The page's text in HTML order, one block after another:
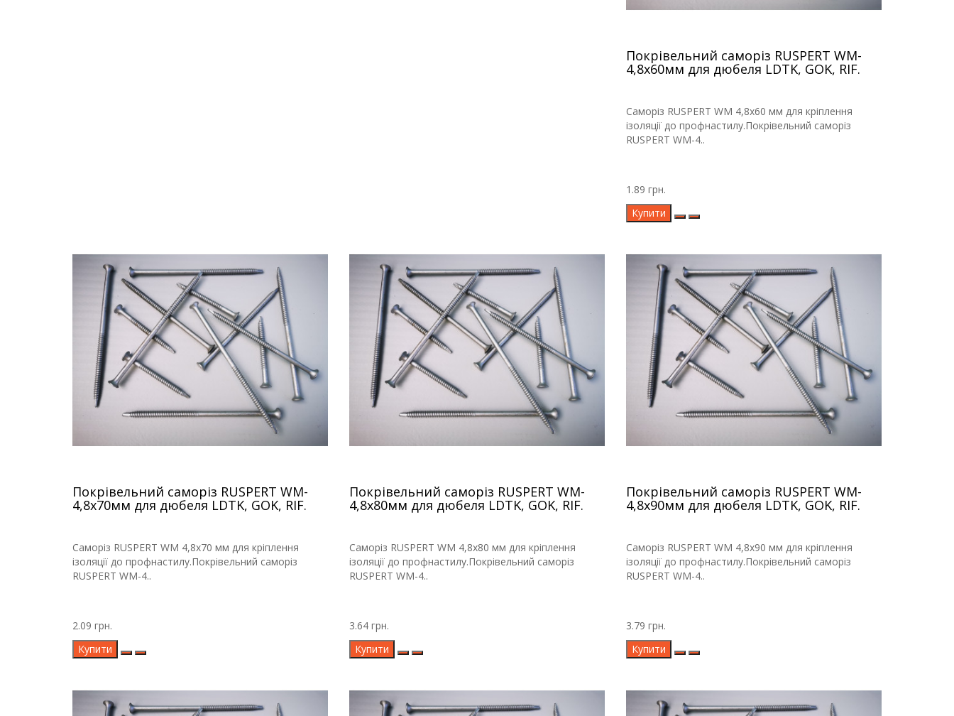
Покрівельний саморіз RUSPERT WM-
4,8х60мм для дюбеля LDTK, GOK, RIF.
Саморіз RUSPERT WM 4,8х60 мм для кріплення
ізоляції до профнастилу.Покрівельний саморіз
RUSPERT WM-4..
1.89 грн.
Купити
Покрівельний саморіз RUSPERT WM-
4,8х70мм для дюбеля LDTK, GOK, RIF.
Саморіз RUSPERT WM 4,8х70 мм для кріплення
ізоляції до профнастилу.Покрівельний саморіз
RUSPERT WM-4..
2.09 грн.
Купити
Покрівельний саморіз RUSPERT WM-
4,8х80мм для дюбеля LDTK, GOK, RIF.
Саморіз RUSPERT WM 4,8х80 мм для кріплення
ізоляції до профнастилу.Покрівельний саморіз
RUSPERT WM-4..
3.64 грн.
Купити
Покрівельний саморіз RUSPERT WM-
4,8х90мм для дюбеля LDTK, GOK, RIF.
Саморіз RUSPERT WM 4,8х90 мм для кріплення
ізоляції до профнастилу.Покрівельний саморіз
RUSPERT WM-4..
3.79 грн.
Купити